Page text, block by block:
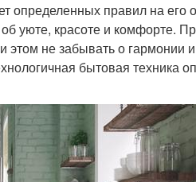
определенных правил на
уюте, красоте и комфорте.
не забывать о гармонии
бытовая техника